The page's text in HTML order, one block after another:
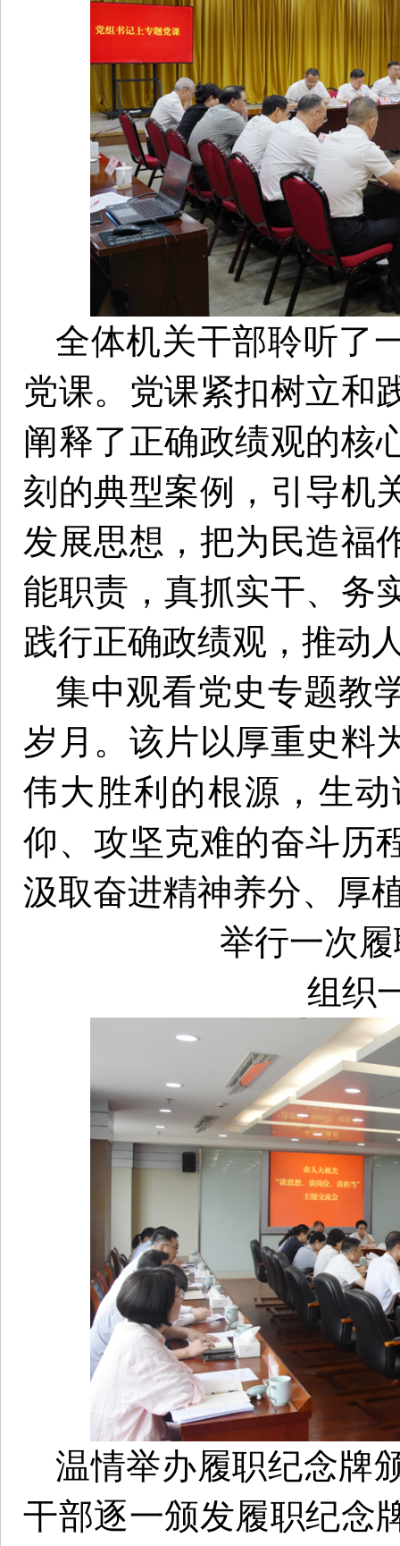
全体机关干部聆听了
党课。党课紧扣树立和
阐释了正确政绩观的核
刻的典型案例，引导机
发展思想，把为民造福
能职责，真抓实干、务
践行正确政绩观，推动
集中观看党史专题教
岁月。该片以厚重史料
伟大胜利的根源，生
仰、攻坚克难的奋斗历
汲取奋进精神养分、厚
举行一次
组织
温情举办履职纪念牌
干部逐一颁发履职纪念